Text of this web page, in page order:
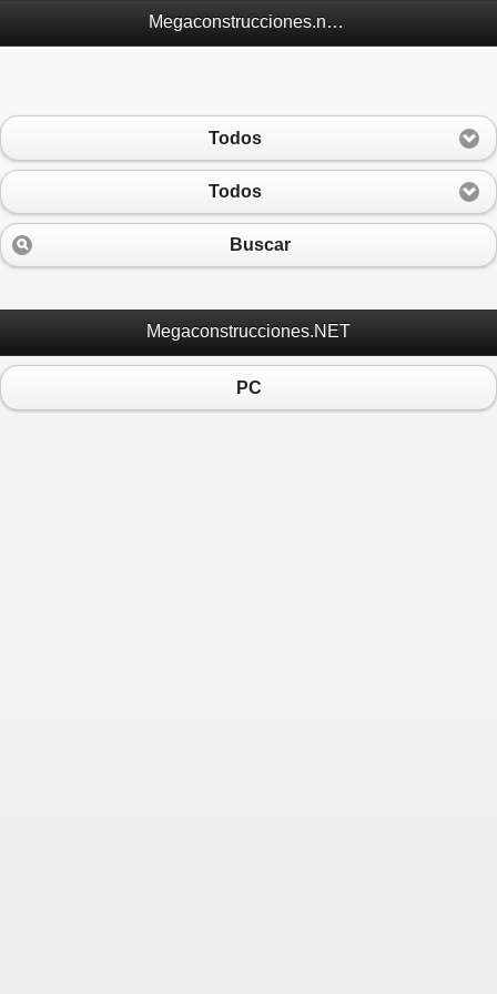
Megaconstrucciones.net Móvil
Todos
Todos
Buscar
Megaconstrucciones.NET
PC